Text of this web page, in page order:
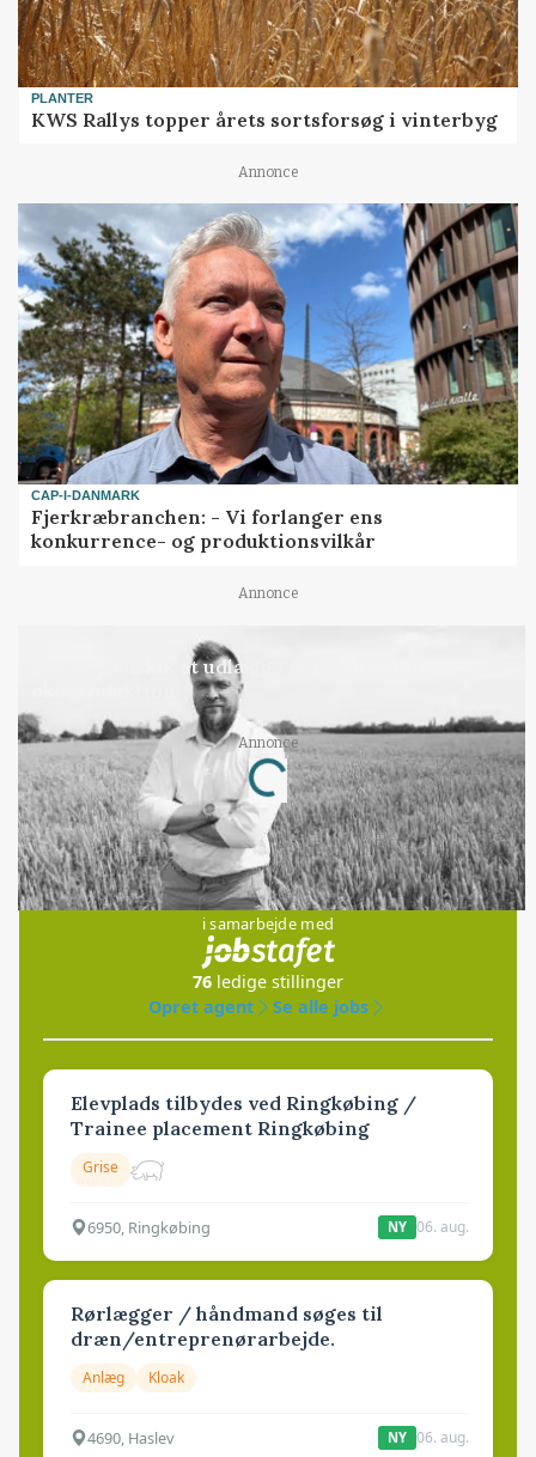
PLANTER
KWS Rallys topper årets sortsforsøg i vinterbyg
Annonce
CAP-I-DANMARK
Fjerkræbranchen: - Vi forlanger ens
konkurrence- og produktionsvilkår
Annonce
Det er en uskik at udlægge et røgslør om
Annonce
Loading...
Jobs
i samarbejde med
76 ledige stillinger
Opret agent
Se alle jobs
Elevplads tilbydes ved Ringkøbing /
Trainee placement Ringkøbing
Grise
6950, Ringkøbing NY 06. aug.
Rørlægger / håndmand søges til
dræn/entreprenørarbejde.
Anlæg Kloak
4690, Haslev NY 06. aug.